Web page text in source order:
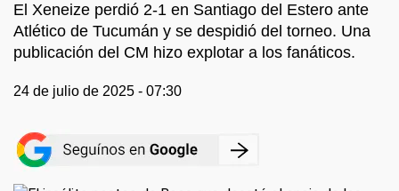
El Xeneize perdió 2-1 en Santiago del Estero ante
Atlético de Tucumán y se despidió del torneo. Una
publicación del CM hizo explotar a los fanáticos.
24 de julio de 2025 - 07:30